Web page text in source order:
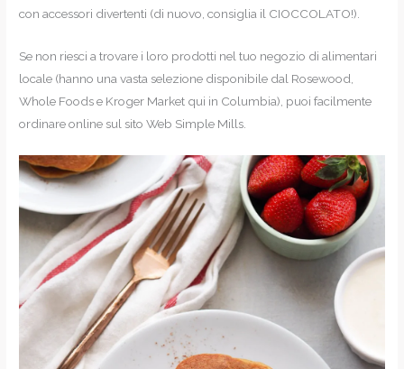
con accessori divertenti (di nuovo, consiglia il CIOCCOLATO!).
Se non riesci a trovare i loro prodotti nel tuo negozio di alimentari
locale (hanno una vasta selezione disponibile dal Rosewood,
Whole Foods e Kroger Market qui in Columbia), puoi facilmente
ordinare online sul sito Web Simple Mills.